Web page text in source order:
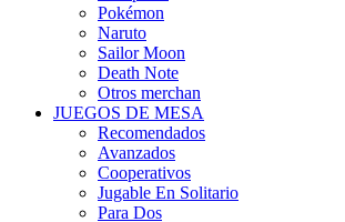
Pokémon
Naruto
Sailor Moon
Death Note
Otros merchan
JUEGOS DE MESA
Recomendados
Avanzados
Cooperativos
Jugable En Solitario
Para Dos